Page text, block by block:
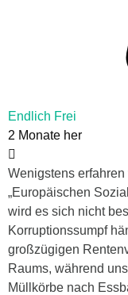
Endlich Frei
2 Monate her
Wenigstens
„Europäischen
wird es sich nicht
Korruptionssumpf
großzügigen
Raums, während
Müllkörbe nach